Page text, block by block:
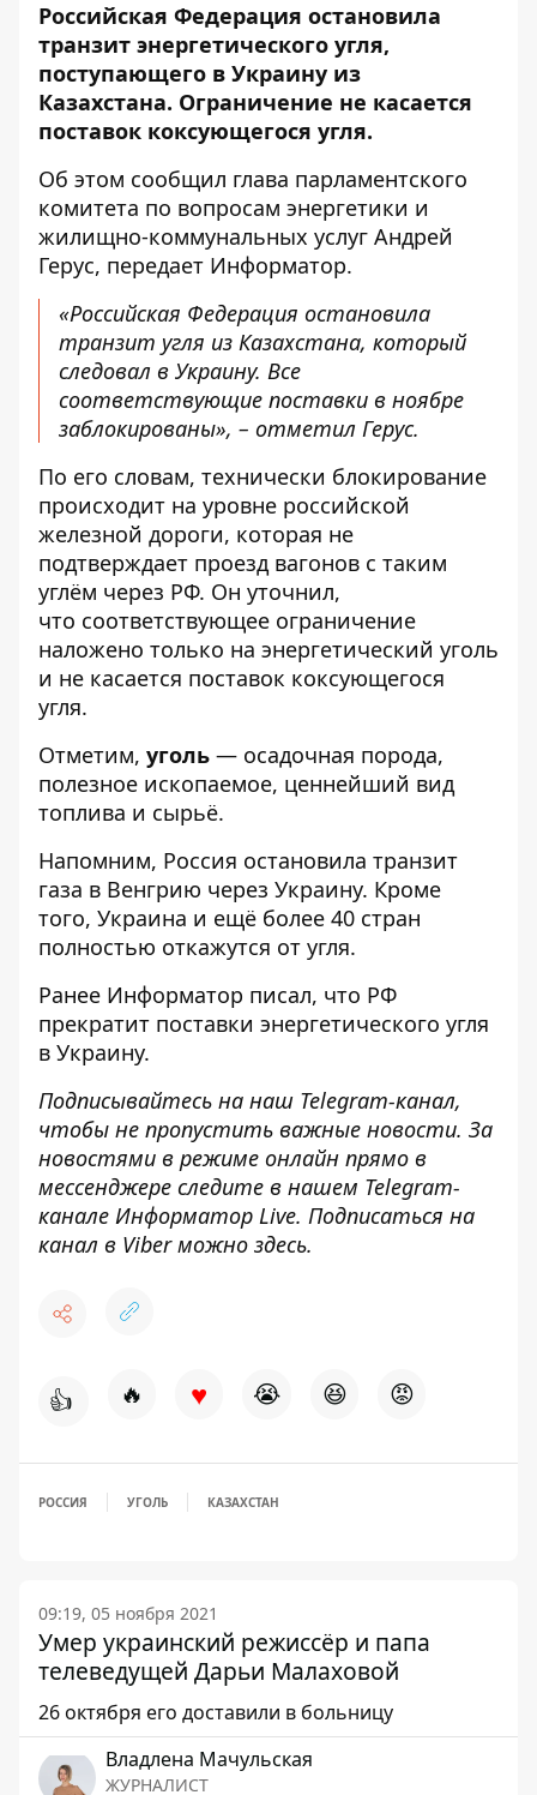
Российская Федерация остановила
транзит энергетического угля,
поступающего в Украину из
Казахстана. Ограничение не касается
поставок коксующегося угля.
Об этом сообщил глава парламентского
комитета по вопросам энергетики и
жилищно-коммунальных услуг Андрей
Герус, передает Информатор.
«Российская Федерация остановила
транзит угля из Казахстана, который
следовал в Украину. Все
соответствующие поставки в ноябре
заблокированы», – отметил Герус.
По его словам, технически блокирование
происходит на уровне российской
железной дороги, которая не
подтверждает проезд вагонов с таким
углём через РФ. Он уточнил,
что соответствующее ограничение
наложено только на энергетический уголь
и не касается поставок коксующегося
угля.
Отметим, уголь — осадочная порода,
полезное ископаемое, ценнейший вид
топлива и сырьё.
Напомним, Россия остановила транзит
газа в Венгрию через Украину. Кроме
того, Украина и ещё более 40 стран
полностью откажутся от угля.
Ранее Информатор писал, что РФ
прекратит поставки энергетического угля
в Украину.
Подписывайтесь на наш Telegram-канал,
чтобы не пропустить важные новости. За
новостями в режиме онлайн прямо в
мессенджере следите в нашем Telegram-
канале Информатор Live. Подписаться на
канал в Viber можно здесь.
👍 🔥 ♥ 😭 😆 😡
РОССИЯ УГОЛЬ КАЗАХСТАН
09:19, 05 ноября 2021
Умер украинский режиссёр и папа
телеведущей Дарьи Малаховой
26 октября его доставили в больницу
Владлена Мачульская
ЖУРНАЛИСТ